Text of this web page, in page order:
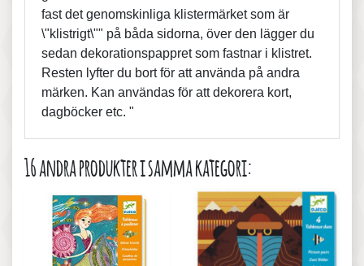
fast det genomskinliga klistermärket som är
\"klistrigt\"" på båda sidorna, över den lägger du
sedan dekorationspappret som fastnar i klistret.
Resten lyfter du bort för att använda på andra
märken. Kan användas för att dekorera kort,
dagböcker etc. "
16 andra produkter i samma kategori: